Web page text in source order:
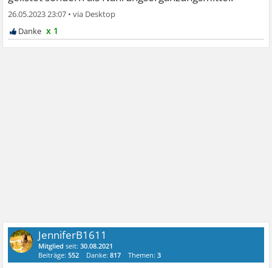
26.05.2023 23:07 •
x 1
JenniferB1611
Mitglied seit:30.08.2021
Beiträge:552 Danke:817 Themen:3